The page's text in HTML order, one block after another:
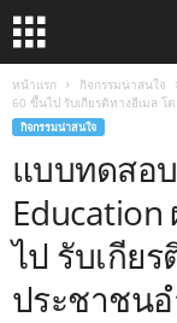
หน้าแรก กิจกรรมน่าสนใจ
60 ขึ้นไป รับเกียรติทางอีเมล
กิจกรรมน่าสนใจ
แบบทดสอบ
ไป รับเกีย
ประชาชน